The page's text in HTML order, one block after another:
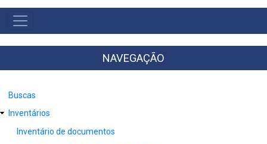
NAVEGAÇÃO
PRINCIPAL
NAVEGAÇÃO
Buscas
Inventários
Inventário de documentos